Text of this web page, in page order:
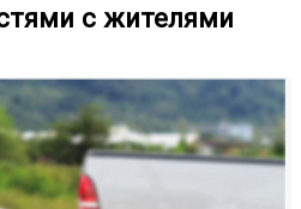
с жителями